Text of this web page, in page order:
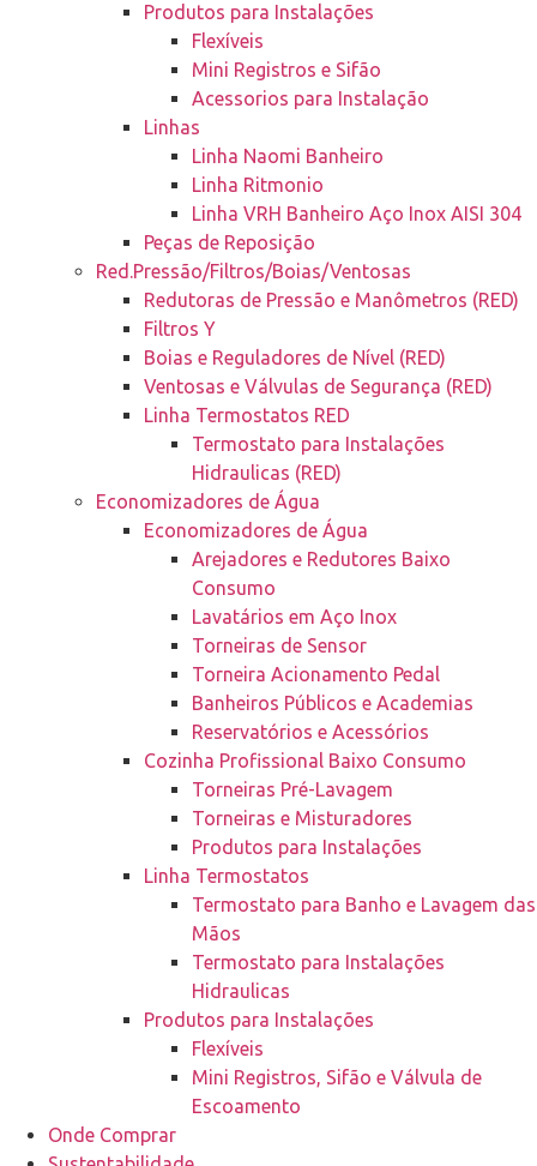
Produtos para Instalações
Flexíveis
Mini Registros e Sifão
Acessorios para Instalação
Linhas
Linha Naomi Banheiro
Linha Ritmonio
Linha VRH Banheiro Aço Inox AISI 304
Peças de Reposição
Red.Pressão/Filtros/Boias/Ventosas
Redutoras de Pressão e Manômetros (RED)
Filtros Y
Boias e Reguladores de Nível (RED)
Ventosas e Válvulas de Segurança (RED)
Linha Termostatos RED
Termostato para Instalações
Hidraulicas (RED)
Economizadores de Água
Economizadores de Água
Arejadores e Redutores Baixo
Consumo
Lavatários em Aço Inox
Torneiras de Sensor
Torneira Acionamento Pedal
Banheiros Públicos e Academias
Reservatórios e Acessórios
Cozinha Profissional Baixo Consumo
Torneiras Pré-Lavagem
Torneiras e Misturadores
Produtos para Instalações
Linha Termostatos
Termostato para Banho e Lavagem das
Mãos
Termostato para Instalações
Hidraulicas
Produtos para Instalações
Flexíveis
Mini Registros, Sifão e Válvula de
Escoamento
Onde Comprar